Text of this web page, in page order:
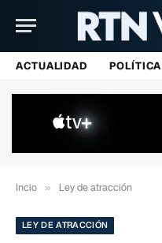
ACTUALIDAD POLÍTICA
Incio » Ley de atracción
LEY DE ATRACCIÓN